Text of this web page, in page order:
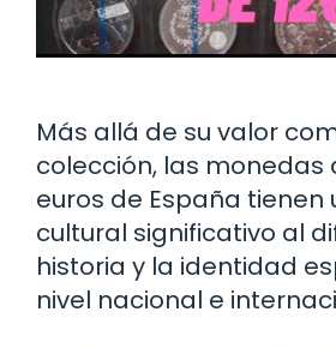
Más allá de su valor
colección, las monedas
euros de España tienen
cultural significativo al
historia y la identidad
nivel nacional e